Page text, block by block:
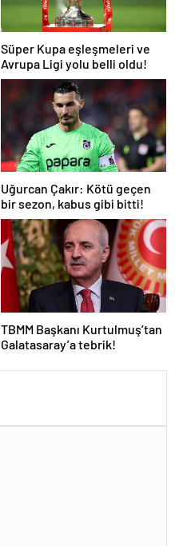
Süper Kupa eşleşmeleri ve
Avrupa Ligi yolu belli oldu!
Uğurcan Çakır: Kötü geçen
bir sezon, kabus gibi bitti!
TBMM Başkanı Kurtulmuş’tan
Galatasaray’a tebrik!